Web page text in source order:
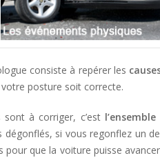
consiste à repérer les
votre posture soit correcte.
sont à corriger, c’est l’ensemble
dégonflés, si vous regonflez un
pour que la voiture puisse